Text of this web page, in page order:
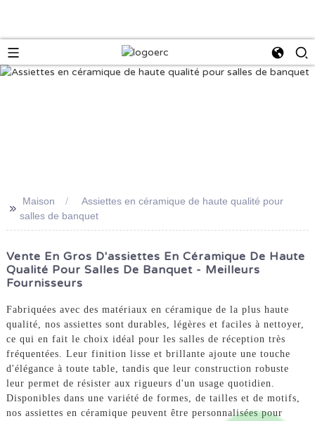
>> Maison
Assiettes en céramique de haute qualité pour
salles de banquet
Vente En Gros D'assiettes En Céramique De Haute
Qualité Pour Salles De Banquet - Meilleurs
Fournisseurs
Fabriquées avec des matériaux en céramique de la plus haute
qualité, nos assiettes sont durables, légères et faciles à nettoyer,
ce qui en fait le choix idéal pour les salles de réception très
fréquentées. Leur finition lisse et brillante ajoute une touche
d'élégance à toute table, tandis que leur construction robuste
leur permet de résister aux rigueurs d'un usage quotidien.
Disponibles dans une variété de formes, de tailles et de motifs,
nos assiettes en céramique peuvent être personnalisées pour